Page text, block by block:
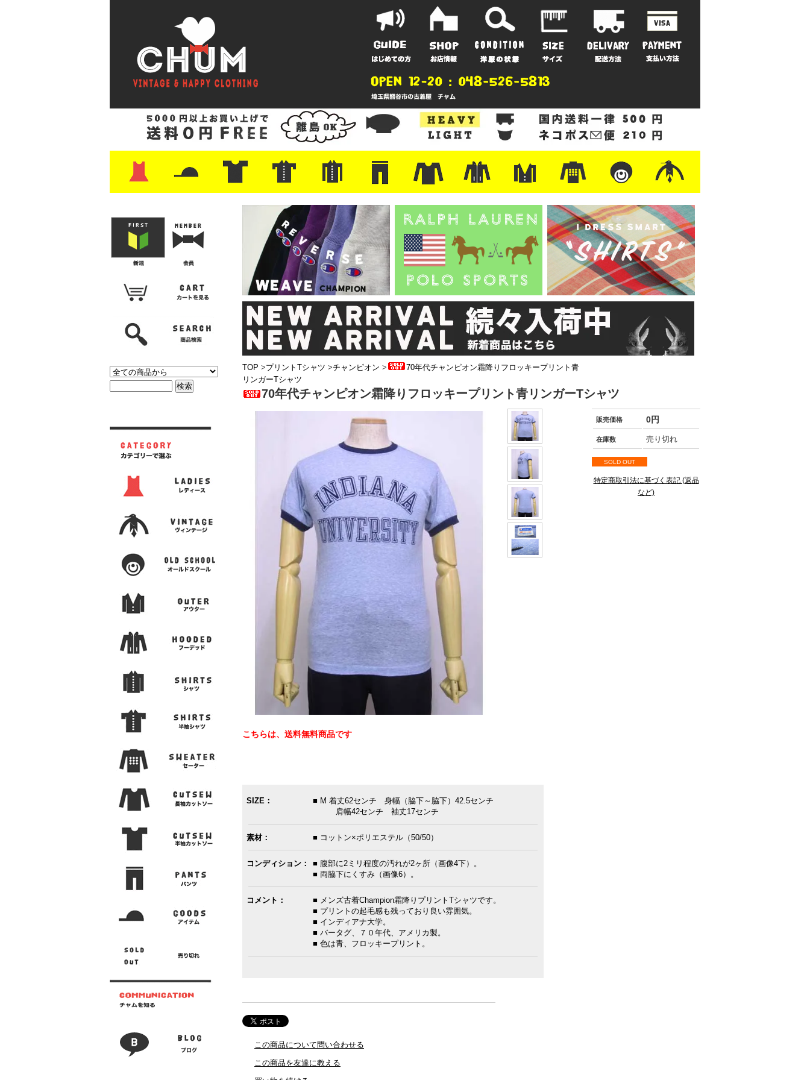
・レザーシューズ/スニーカー
・プリントTシャツ
・バンド/ツアー
・キャラクター
・Nike/adidas/スポーツ
・チャンピオン
・サーフ/スケート
・ボーダー/総柄/無地
・フットボール/リンガー
・タンクトップ/NBA・ポロシャツ
・半袖シャツ
・アロハ/サーフ/ボーリング
・ラルフ/ブランド
・無地/チェック/ストライプ
・ワーク/ミリタリー/ウエスタ
・ネル/ウール ・ショートパンツ
・アウトドア/グラミチ
・ジーンズ/ペインター
・Levi's RED
・ミリタリー/ワーク
・コーデュロイ/スタプレ
・コットン/スラックス/チノ
・オーバーオール/つなぎ
・ジャージ/スウェット/ナイロ
ン
・セントジェームス/ルミノア
・ロンT/サーマル/ラグビー・プリント/半袖/スウェット
・チャンピオン/リバース
・パーカー ・デニム/コットン
・アウトドア/フリース
・ジャージ/ナイロン
・ミリタリー/ワーク
・ウール/レザー
・スーツ/ジレ
TOP >プリントTシャツ >チャンピオン >
70年代チャンピオン霜降りフロッキープリント青
リンガーTシャツ
70年代チャンピオン霜降りフロッキープリント青リンガーTシャツ
販売価格 0円
在庫数 売り切れ
SOLD OUT
特定商取引法に基づく表記 (返品
など)
こちらは、送料無料商品です
SIZE：
■ M 着丈62センチ 身幅（脇下～脇下）42.5センチ
肩幅42センチ 袖丈17センチ
素材： ■ コットン×ポリエステル（50/50）
コンディション：
■ 腹部に2ミリ程度の汚れが2ヶ所（画像4下）。
■ 両脇下にくすみ（画像6）。
コメント：
■ メンズ古着Champion霜降りプリントTシャツです。
■ プリントの起毛感も残っており良い雰囲気。
■ インディアナ大学。
■ バータグ、７０年代、アメリカ製。
■ 色は青、フロッキープリント。
この商品について問い合わせる
この商品を友達に教える